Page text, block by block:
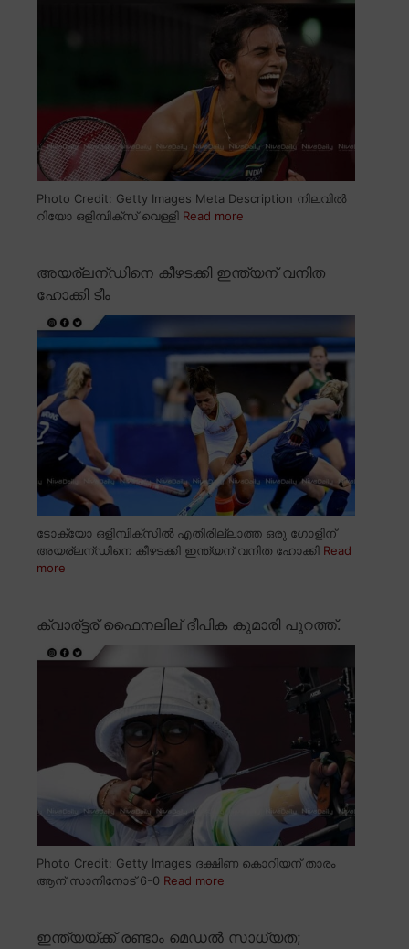
Photo Credit: Getty Images Meta Description നിലവിൽ
റിയോ ഒളിമ്പിക്സ് വെള്ളി Read more
അയര്ലന്ഡിനെ കീഴടക്കി ഇന്ത്യന് വനിത
ഹോക്കി ടീം
ടോക്യോ ഒളിമ്പിക്സിൽ എതിരില്ലാത്ത ഒരു ഗോളിന്
അയര്ലന്ഡിനെ കീഴടക്കി ഇന്ത്യന് വനിത ഹോക്കി Read
more
ക്വാര്ട്ടര് ഫൈനലില് ദീപിക കുമാരി പുറത്ത്.
Photo Credit: Getty Images ദക്ഷിണ കൊറിയന് താരം
ആന് സാനിനോട് 6-0 Read more
ഇന്ത്യയ്ക്ക് രണ്ടാം മെഡൽ സാധ്യത;